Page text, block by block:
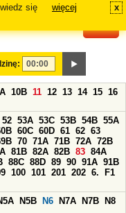
się
więcej x
10B 11 12 13 14 15 16
52 53A 53C 53B 54B 55A
60C 60D 61 62 63
70 71A 71B 72A 72B
81B 82A 82B 83 84A
88C 88D 89 90 91A 91B
100 101 201 202 6.
F1
N5B N6 N7A N7B
N8